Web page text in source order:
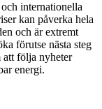
internationella
kan påverka hela
och är extremt
förutse nästa steg
att följa nyheter
energi.